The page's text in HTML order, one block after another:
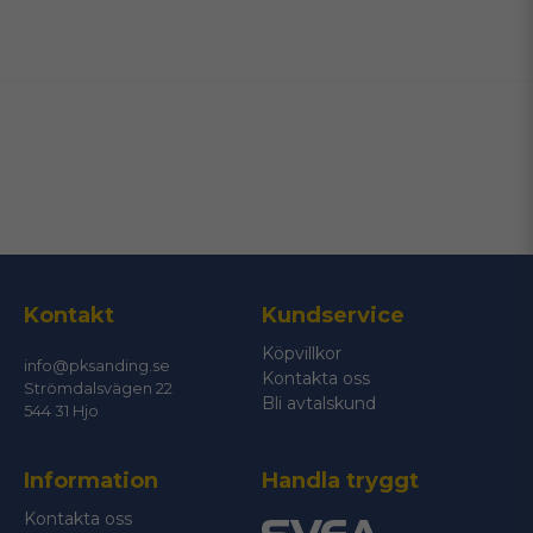
Ja, ni får publicera min fråga
Skicka fråga
Kontakt
info@pksanding.se
Strömdalsvägen 22
544 31 Hjo
Kundservice
Köpvillkor
Kontakta oss
Bli avtalskund
Information
Kontakta oss
Handla tryggt